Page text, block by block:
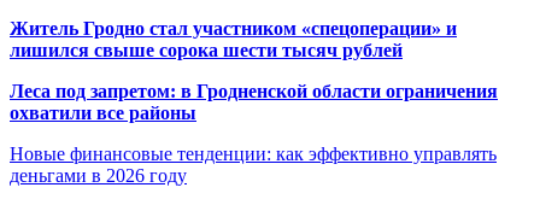
Житель Гродно стал участником «спецоперации» и
лишился свыше сорока шести тысяч рублей
Леса под запретом: в Гродненской области ограничения
охватили все районы
Новые финансовые тенденции: как эффективно управлять
деньгами в 2026 году